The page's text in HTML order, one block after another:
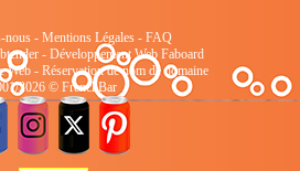
nous- Mentions Légales- FAQ
- Développement Web Faboard
Web- Réservation de nom de domaine
2026 © FrenchBar